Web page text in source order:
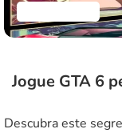
Jogue GTA 6
Descubra este